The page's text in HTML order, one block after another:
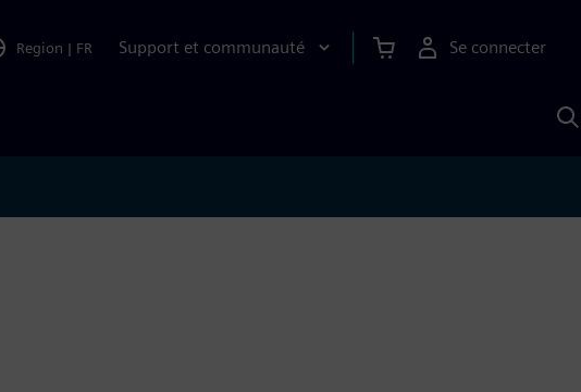
Region | FR Support et communauté Se connecter